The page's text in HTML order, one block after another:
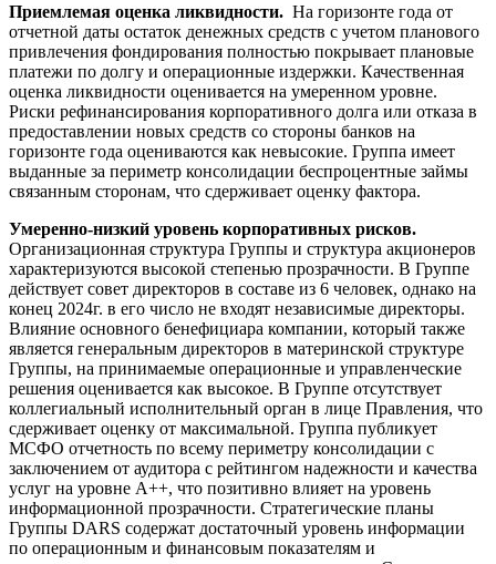
Приемлемая оценка ликвидности. На горизонте года от
отчетной даты остаток денежных средств с учетом планового
привлечения фондирования полностью покрывает плановые
платежи по долгу и операционные издержки. Качественная
оценка ликвидности оценивается на умеренном уровне.
Риски рефинансирования корпоративного долга или отказа в
предоставлении новых средств со стороны банков на
горизонте года оцениваются как невысокие. Группа имеет
выданные за периметр консолидации беспроцентные займы
связанным сторонам, что сдерживает оценку фактора.
Умеренно-низкий уровень корпоративных рисков.
Организационная структура Группы и структура акционеров
характеризуются высокой степенью прозрачности. В Группе
действует совет директоров в составе из 6 человек, однако на
конец 2024г. в его число не входят независимые директоры.
Влияние основного бенефициара компании, который также
является генеральным директоров в материнской структуре
Группы, на принимаемые операционные и управленческие
решения оценивается как высокое. В Группе отсутствует
коллегиальный исполнительный орган в лице Правления, что
сдерживает оценку от максимальной. Группа публикует
МСФО отчетность по всему периметру консолидации с
заключением от аудитора с рейтингом надежности и качества
услуг на уровне A++, что позитивно влияет на уровень
информационной прозрачности. Стратегические планы
Группы DARS содержат достаточный уровень информации
по операционным и финансовым показателям и